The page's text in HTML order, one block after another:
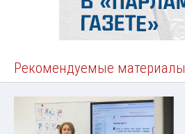
Рекомендуемые материалы